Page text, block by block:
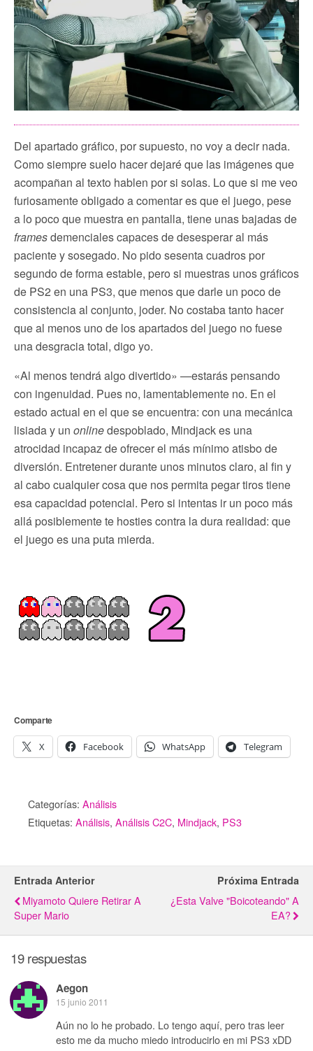
Del apartado gráfico, por supuesto, no voy a decir nada.
Como siempre suelo hacer dejaré que las imágenes que
acompañan al texto hablen por si solas. Lo que si me veo
furiosamente obligado a comentar es que el juego, pese
a lo poco que muestra en pantalla, tiene unas bajadas de
framesdemenciales capaces de desesperar al más
paciente y sosegado. No pido sesenta cuadros por
segundo de forma estable, pero si muestras unos gráficos
de PS2 en una PS3, que menos que darle un poco de
consistencia al conjunto, joder. No costaba tanto hacer
que al menos uno de los apartados del juego no fuese
una desgracia total, digo yo.
«Al menos tendrá algo divertido» —estarás pensando
con ingenuidad. Pues no, lamentablemente no. En el
estado actual en el que se encuentra: con una mecánica
lisiada y un onlinedespoblado, Mindjack es una
atrocidad incapaz de ofrecer el más mínimo atisbo de
diversión. Entretener durante unos minutos claro, al fin y
al cabo cualquier cosa que nos permita pegar tiros tiene
esa capacidad potencial. Pero si intentas ir un poco más
allá posiblemente te hosties contra la dura realidad: que
el juego es una puta mierda.
Comparte
X Facebook WhatsApp Telegram
Categorías: Análisis
Etiquetas: Análisis, Análisis C2C, Mindjack, PS3
Entrada Anterior
Miyamoto Quiere Retirar A
Super Mario
Próxima Entrada
¿Esta Valve "boicoteando" A
EA?
19 respuestas
Aegon
15 junio 2011
Aún no lo he probado. Lo tengo aquí, pero tras leer
esto me da mucho miedo introducirlo en mi PS3 xDD